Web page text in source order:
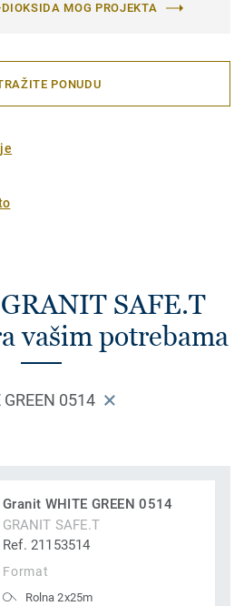
MOG PROJEKTA
PONUDU
SAFE.T
vašim potrebama
0514
Granit WHITE GREEN 0514
GRANIT SAFE.T
Ref. 21153514
Format
Rolna 2x25m